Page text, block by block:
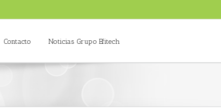
Contacto Noticias Grupo Efitech